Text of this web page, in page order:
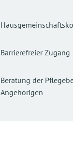
Barrierefreier Zugang
Beratung der
Angehörigen